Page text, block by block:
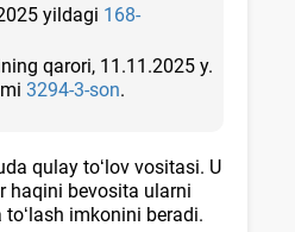
yildagi 168-
qarori, 11.11.2025 y.
3294-3-son.
qulay toʻlov vositasi. U
haqini bevosita ularni
imkonini beradi.